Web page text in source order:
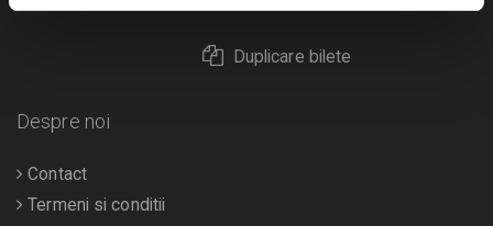
Duplicare bilete
Despre noi
Contact
Termeni si conditii